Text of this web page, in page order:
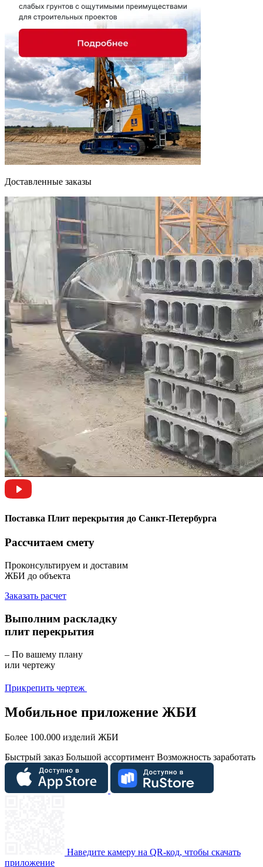
Доставленные заказы
Поставка Плит перекрытия до Санкт-Петербурга
Рассчитаем смету
Проконсультируем и доставим
ЖБИ до объекта
Заказать расчет
Выполним раскладку
плит перекрытия
– По вашему плану
или чертежу
Прикрепить чертеж
Мобильное приложение ЖБИ
Более 100.000 изделий ЖБИ
Быстрый заказ Большой ассортимент Возможность заработать
Наведите камеру на QR-код, чтобы скачать
приложение